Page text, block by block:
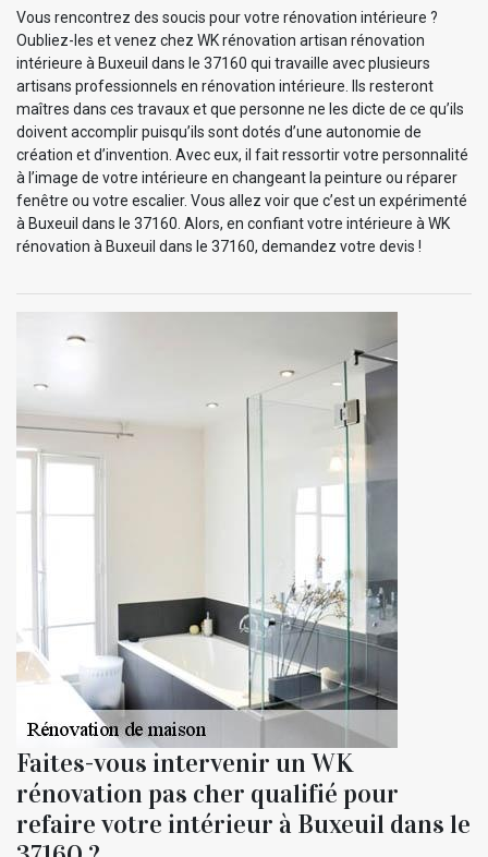
Vous rencontrez des soucis pour votre rénovation intérieure ?
Oubliez-les et venez chez WK rénovation artisan rénovation
intérieure à Buxeuil dans le 37160 qui travaille avec plusieurs
artisans professionnels en rénovation intérieure. Ils resteront
maîtres dans ces travaux et que personne ne les dicte de ce qu’ils
doivent accomplir puisqu’ils sont dotés d’une autonomie de
création et d’invention. Avec eux, il fait ressortir votre personnalité
à l’image de votre intérieure en changeant la peinture ou réparer
fenêtre ou votre escalier. Vous allez voir que c’est un expérimenté
à Buxeuil dans le 37160. Alors, en confiant votre intérieure à WK
rénovation à Buxeuil dans le 37160, demandez votre devis !
Faites-vous intervenir un WK
rénovation pas cher qualifié pour
refaire votre intérieur à Buxeuil dans le